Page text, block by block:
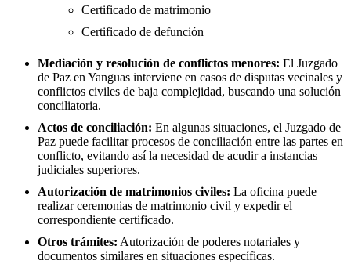
Certificado de matrimonio
Certificado de defunción
Mediación y resolución de conflictos menores: El Juzgado
de Paz en Yanguas interviene en casos de disputas vecinales y
conflictos civiles de baja complejidad, buscando una solución
conciliatoria.
Actos de conciliación: En algunas situaciones, el Juzgado de
Paz puede facilitar procesos de conciliación entre las partes en
conflicto, evitando así la necesidad de acudir a instancias
judiciales superiores.
Autorización de matrimonios civiles: La oficina puede
realizar ceremonias de matrimonio civil y expedir el
correspondiente certificado.
Otros trámites: Autorización de poderes notariales y
documentos similares en situaciones específicas.